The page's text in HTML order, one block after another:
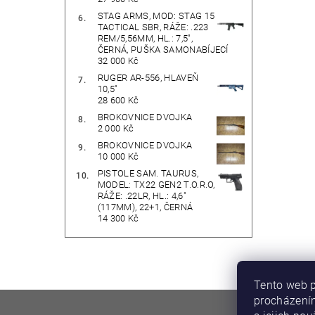
STAG ARMS, MOD: STAG 15
TACTICAL SBR, RÁŽE: .223
REM/5,56MM, HL.: 7,5",
ČERNÁ, PUŠKA SAMONABÍJECÍ
32 000 Kč
RUGER AR-556, HLAVEŇ
10,5"
28 600 Kč
BROKOVNICE DVOJKA
2 000 Kč
BROKOVNICE DVOJKA
10 000 Kč
PISTOLE SAM. TAURUS,
MODEL: TX22 GEN2 T.O.R.O,
RÁŽE: .22LR, HL.: 4,6"
(117MM), 22+1, ČERNÁ
14 300 Kč
DIRECT
Tento web